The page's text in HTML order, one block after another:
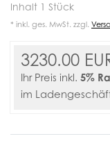
Inhalt 1 Stück
* inkl. ges. MwSt. zzgl.
3230.00
Ihr Preis inkl. 5%
im